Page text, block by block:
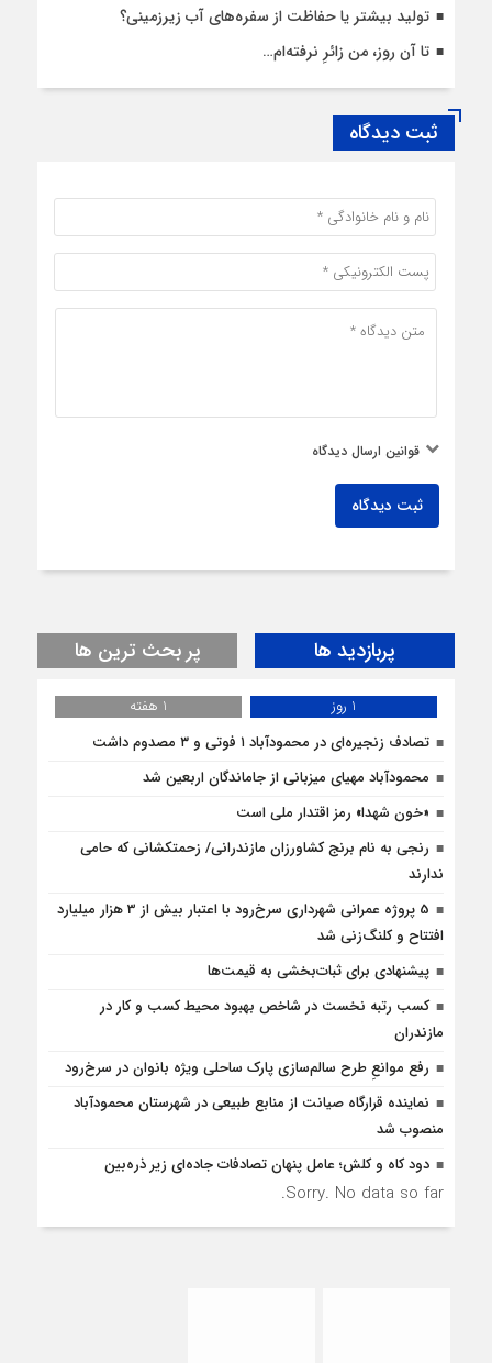
تولید بیشتر یا حفاظت از سفره‌های آب زیرزمینی؟
تا آن روز، من زائرِ نرفته‌ام…
ثبت دیدگاه
قوانین ارسال دیدگاه
ثبت دیدگاه
پربازدید ها پر بحث ترین ها
1 روز
1 هفته
تصادف زنجیره‌ای در محمودآباد ۱ فوتی و ۳ مصدوم داشت
محمودآباد مهیای میزبانی از جاماندگان اربعین شد
«خون شهدا» رمز اقتدار ملی است
رنجی به نام برنج کشاورزان مازندرانی/ زحمتکشانی که حامی
ندارند
5 پروژه‌ عمرانی شهرداری سرخ‌رود با اعتبار بیش از 3 هزار میلیارد
افتتاح و کلنگ‌زنی شد
پیشنهادی برای ثبات‌بخشی به قیمت‌ها
کسب رتبه نخست در شاخص بهبود محیط کسب و کار در
مازندران
رفع موانع‌ِ طرح سالم‌سازی پارک ساحلی ویژه بانوان در سرخ‌رود
نماینده قرارگاه صیانت از منابع طبیعی در شهرستان محمودآباد
منصوب شد
دود کاه و کلش؛ عامل پنهان تصادفات جاده‌ای زیر ذره‌بین
Sorry. No data so far.